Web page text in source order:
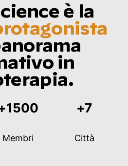
è la
in
1500
Membri
+7
Città